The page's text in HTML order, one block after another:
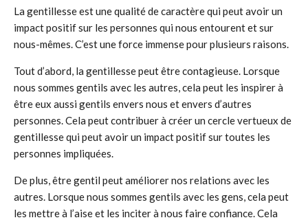
La gentillesse est une qualité de caractère qui peut avoir un
impact positif sur les personnes qui nous entourent et sur
nous-mêmes. C’est une force immense pour plusieurs raisons.
Tout d’abord, la gentillesse peut être contagieuse. Lorsque
nous sommes gentils avec les autres, cela peut les inspirer à
être eux aussi gentils envers nous et envers d’autres
personnes. Cela peut contribuer à créer un cercle vertueux de
gentillesse qui peut avoir un impact positif sur toutes les
personnes impliquées.
De plus, être gentil peut améliorer nos relations avec les
autres. Lorsque nous sommes gentils avec les gens, cela peut
les mettre à l’aise et les inciter à nous faire confiance. Cela